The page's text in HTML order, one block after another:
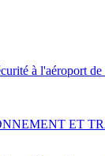
à l'aéroport
ET